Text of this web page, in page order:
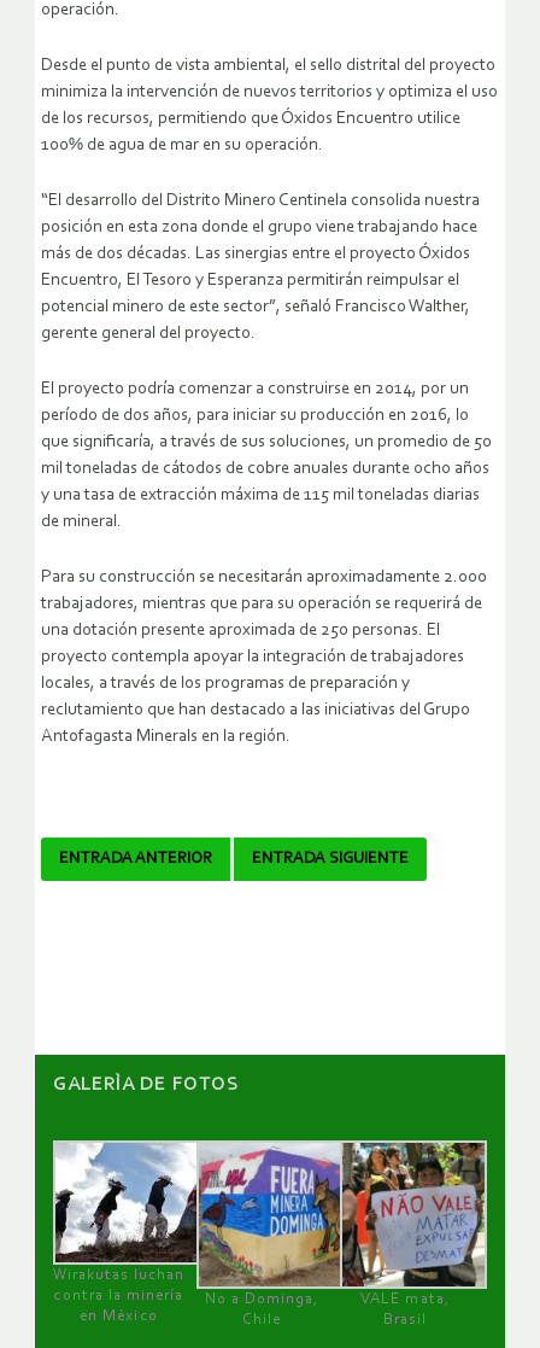
operación.
Desde el punto de vista ambiental, el sello distrital del proyecto
minimiza la intervención de nuevos territorios y optimiza el uso
de los recursos, permitiendo que Óxidos Encuentro utilice
100% de agua de mar en su operación.
“El desarrollo del Distrito Minero Centinela consolida nuestra
posición en esta zona donde el grupo viene trabajando hace
más de dos décadas. Las sinergias entre el proyecto Óxidos
Encuentro, El Tesoro y Esperanza permitirán reimpulsar el
potencial minero de este sector”, señaló Francisco Walther,
gerente general del proyecto.
El proyecto podría comenzar a construirse en 2014, por un
período de dos años, para iniciar su producción en 2016, lo
que significaría, a través de sus soluciones, un promedio de 50
mil toneladas de cátodos de cobre anuales durante ocho años
y una tasa de extracción máxima de 115 mil toneladas diarias
de mineral.
Para su construcción se necesitarán aproximadamente 2.000
trabajadores, mientras que para su operación se requerirá de
una dotación presente aproximada de 250 personas. El
proyecto contempla apoyar la integración de trabajadores
locales, a través de los programas de preparación y
reclutamiento que han destacado a las iniciativas del Grupo
Antofagasta Minerals en la región.
Navegador
ENTRADA ANTERIOR ENTRADA SIGUIENTE
GALERÌA DE FOTOS
Wirakutas luchan
contra la minería
en México
No a Dominga,
Chile
VALE mata,
Brasil